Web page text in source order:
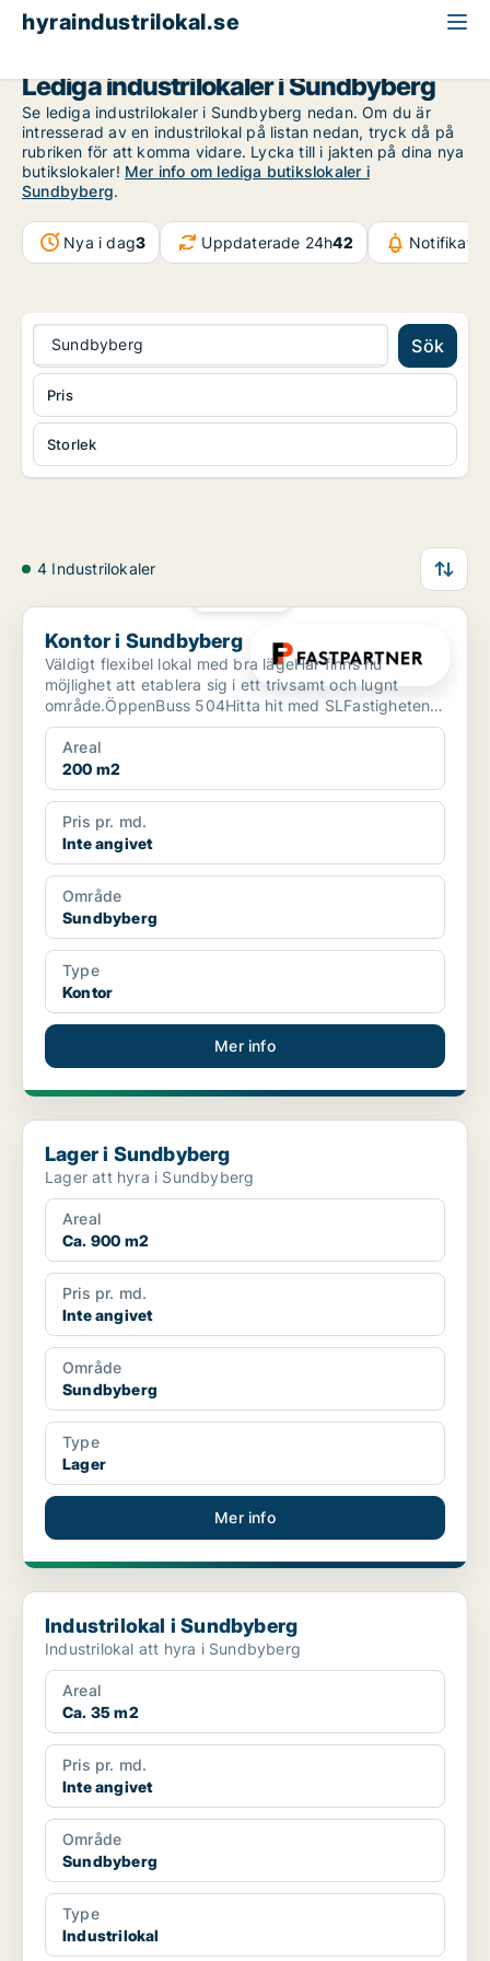
hyraindustrilokal.se
Lediga industrilokaler i Sundbyberg
Se lediga industrilokaler i Sundbyberg nedan. Om du är
intresserad av en industrilokal på listan nedan, tryck då på
rubriken för att komma vidare. Lycka till i jakten på dina nya
butikslokaler! Mer info om lediga butikslokaler i
Sundbyberg.
Nya i dag3 Uppdaterade 24h42
Sundbyberg Sök
Storlek
Pris
4 Industrilokaler
Kontor i Sundbyberg
Kontor i Sundbyberg
Väldigt flexibel lokal med bra lägeHär finns nu
möjlighet att etablera sig i ett trivsamt och lugnt
område.ÖppenBuss 504Hitta hit med SLFastigheten
erbjuder ...
Areal
200 m2
Pris pr. md.
Inte angivet
Område
Sundbyberg
Type
Kontor
Mer info
Lager i Sundbyberg
Lager i Sundbyberg
Lager att hyra i Sundbyberg
Areal
Ca. 900 m2
Pris pr. md.
Inte angivet
Område
Sundbyberg
Type
Lager
Mer info
Industrilokal i Sundbyberg
Industrilokal i Sundbyberg
Industrilokal att hyra i Sundbyberg
Areal
Ca. 35 m2
Pris pr. md.
Inte angivet
Område
Sundbyberg
Type
Industrilokal